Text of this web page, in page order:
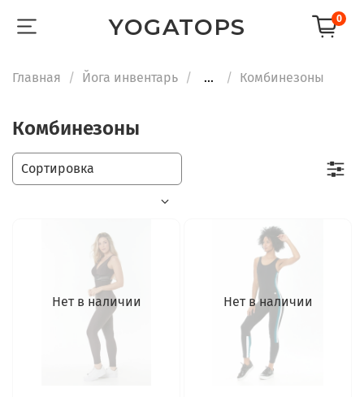
YOGATOPS 0
Главная Йога инвентарь ... Комбинезоны
Комбинезоны
Нет в наличии Нет в наличии